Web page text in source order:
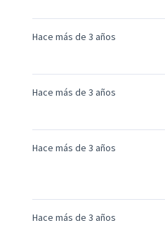
Hace más de 3 años
Hace más de 3 años
Hace más de 3 años
Hace más de 3 años